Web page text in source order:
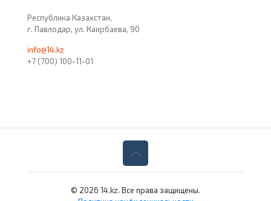
Республика Казахстан,
г. Павлодар, ул. Каирбаева, 90
info@14.kz
+7 (700) 100-11-01
© 2026 14.kz. Все права защищены.